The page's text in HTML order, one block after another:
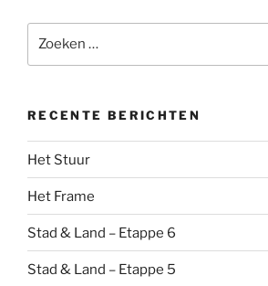
naar:
RECENTE BERICHTEN
Het Stuur
Het Frame
Stad & Land – Etappe 6
Stad & Land – Etappe 5